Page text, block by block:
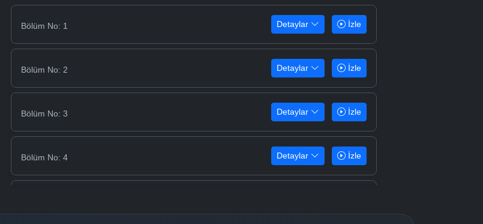
Bölüm No: 1 Detaylar İzle
Bölüm No: 2 Detaylar İzle
Bölüm No: 3 Detaylar İzle
Bölüm No: 4 Detaylar İzle